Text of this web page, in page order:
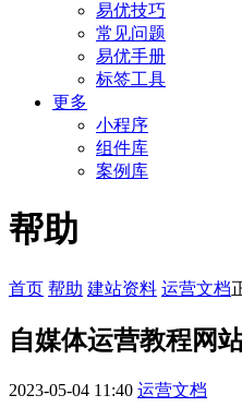
易优技巧
常见问题
易优手册
标签工具
更多
小程序
组件库
案例库
帮助
首页 帮助 建站资料 运营文档
自媒体运营教程网
2023-05-04 11:40 运营文档